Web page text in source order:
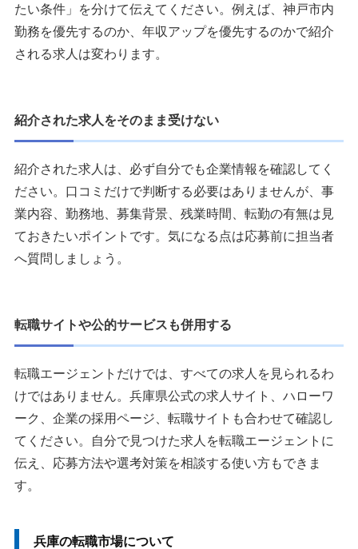
たい条件」を分けて伝えてください。例えば、神戸市内
勤務を優先するのか、年収アップを優先するのかで紹介
される求人は変わります。
紹介された求人をそのまま受けない
紹介された求人は、必ず自分でも企業情報を確認してく
ださい。口コミだけで判断する必要はありませんが、事
業内容、勤務地、募集背景、残業時間、転勤の有無は見
ておきたいポイントです。気になる点は応募前に担当者
へ質問しましょう。
転職サイトや公的サービスも併用する
転職エージェントだけでは、すべての求人を見られるわ
けではありません。兵庫県公式の求人サイト、ハローワ
ーク、企業の採用ページ、転職サイトも合わせて確認し
てください。自分で見つけた求人を転職エージェントに
伝え、応募方法や選考対策を相談する使い方もできま
す。
兵庫の転職市場について